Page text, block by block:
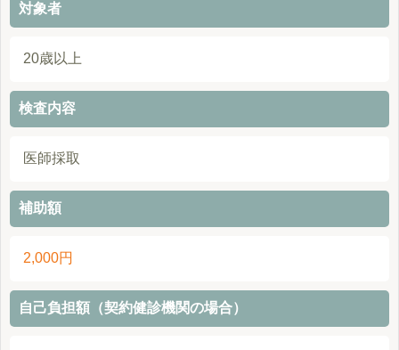
対象者
20歳以上
検査内容
医師採取
補助額
2,000円
自己負担額（契約健診機関の場合）